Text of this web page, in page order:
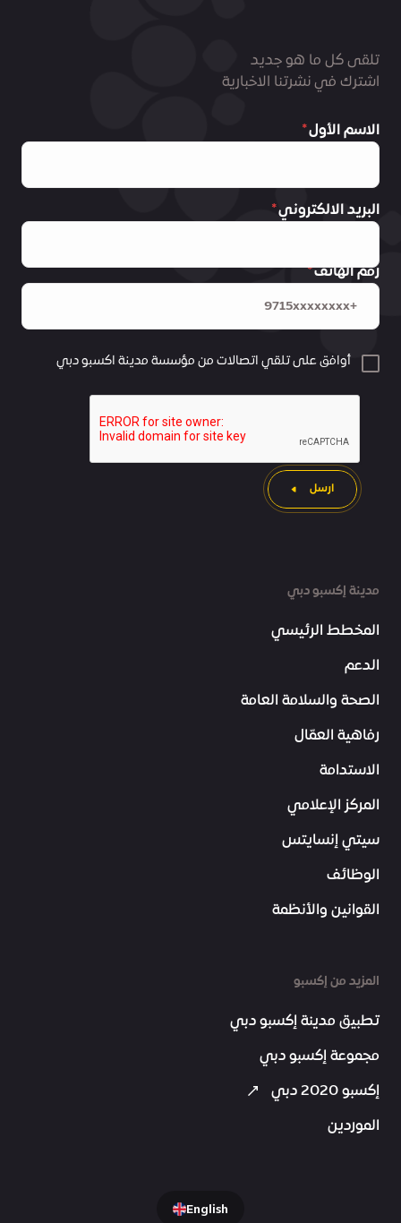
مدينة إكسبو دبي
المخطط الرئيسي
الدعم
الصحة والسلامة العامة
رفاهية العمّال
الاستدامة
المركز الإعلامي
سيتي إنسايتس
الوظائف
القوانين والأنظمة
المزيد من إكسبو
تطبيق مدينة إكسبو دبي
مجموعة إكسبو دبي
إكسبو 2020 دبي
الموردين
تلقى كل ما هو جديد
اشترك في نشرتنا الاخبارية
الاسم الأول
البريد الالكتروني
رقم الهاتف
أوافق على تلقي اتصالات من مؤسسة مدينة اكسبو دبي
ارسل
English